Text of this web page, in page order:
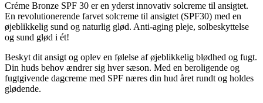
Créme Bronze SPF 30 er en yderst innovativ solcreme til ansigtet.
En revolutionerende farvet solcreme til ansigtet (SPF30) med en
øjeblikkelig sund og naturlig glød. Anti-aging pleje, solbeskyttelse
og sund glød i ét!
Beskyt dit ansigt og oplev en følelse af øjeblikkelig blødhed og fugt.
Din huds behov ændrer sig hver sæson. Med en beroligende og
fugtgivende dagcreme med SPF næres din hud året rundt og holdes
glødende.